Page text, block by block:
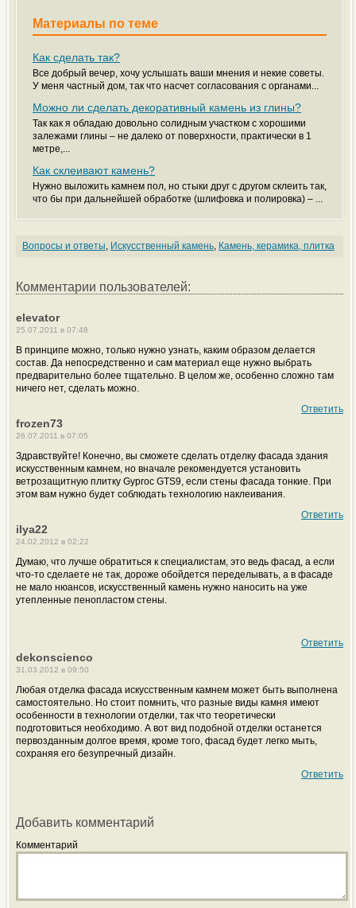
Материалы по теме
Как сделать так?
Все добрый вечер, хочу услышать ваши мнения и некие советы.
У меня частный дом, так что насчет согласования с органами...
Можно ли сделать декоративный камень из глины?
Так как я обладаю довольно солидным участком с хорошими
залежами глины – не далеко от поверхности, практически в 1
метре,...
Как склеивают камень?
Нужно выложить камнем пол, но стыки друг с другом склеить так,
что бы при дальнейшей обработке (шлифовка и полировка) – ...
Вопросы и ответы, Искусственный камень, Камень, керамика, плитка
Комментарии пользователей:
elevator
25.07.2011 в 07:48
В принципе можно, только нужно узнать, каким образом делается
состав. Да непосредственно и сам материал еще нужно выбрать
предварительно более тщательно. В целом же, особенно сложно там
ничего нет, сделать можно.
Ответить
frozen73
26.07.2011 в 07:05
Здравствуйте! Конечно, вы сможете сделать отделку фасада здания
искусственным камнем, но вначале рекомендуется установить
ветрозащитную плитку Gyproc GTS9, если стены фасада тонкие. При
этом вам нужно будет соблюдать технологию наклеивания.
Ответить
ilya22
24.02.2012 в 02:22
Думаю, что лучше обратиться к специалистам, это ведь фасад, а если
что-то сделаете не так, дороже обойдется переделывать, а в фасаде
не мало нюансов, искусственный камень нужно наносить на уже
утепленные пенопластом стены.
Ответить
dekonscienco
31.03.2012 в 09:50
Любая отделка фасада искусственным камнем может быть выполнена
самостоятельно. Но стоит помнить, что разные виды камня имеют
особенности в технологии отделки, так что теоретически
подготовиться необходимо. А вот вид подобной отделки останется
первозданным долгое время, кроме того, фасад будет легко мыть,
сохраняя его безупречный дизайн.
Ответить
Добавить комментарий
Комментарий